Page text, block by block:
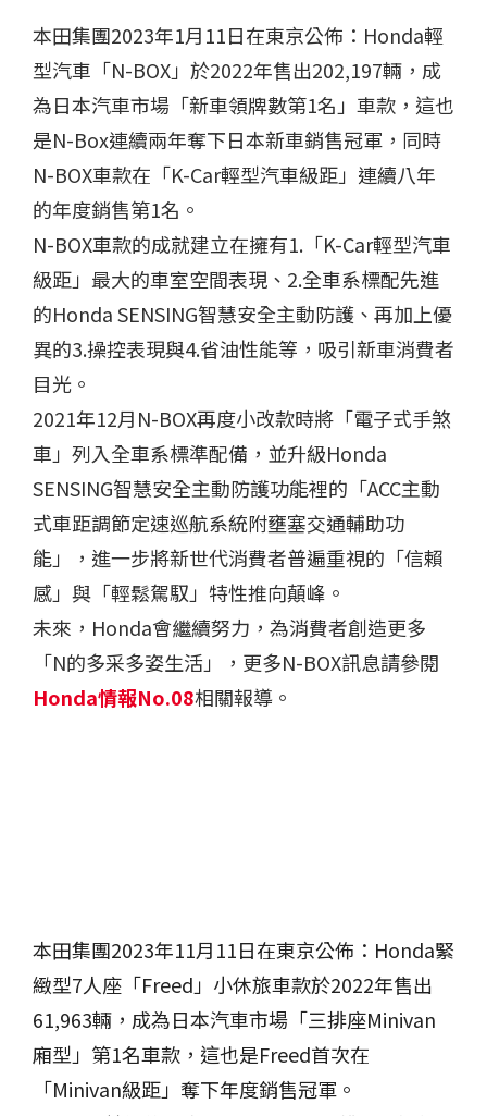
本田集團2023年1月11日在東京公佈：Honda輕
型汽車「N-BOX」於2022年售出202,197輛，成
為日本汽車市場「新車領牌數第1名」車款，這也
是N-Box連續兩年奪下日本新車銷售冠軍，同時
N-BOX車款在「K-Car輕型汽車級距」連續八年
的年度銷售第1名。
N-BOX車款的成就建立在擁有1.「K-Car輕型汽車
級距」最大的車室空間表現、2.全車系標配先進
的Honda SENSING智慧安全主動防護、再加上優
異的3.操控表現與4.省油性能等，吸引新車消費者
目光。
2021年12月N-BOX再度小改款時將「電子式手煞
車」列入全車系標準配備，並升級Honda
SENSING智慧安全主動防護功能裡的「ACC主動
式車距調節定速巡航系統附壅塞交通輔助功
能」，進一步將新世代消費者普遍重視的「信賴
感」與「輕鬆駕馭」特性推向顛峰。
未來，Honda會繼續努力，為消費者創造更多
「N的多采多姿生活」，更多N-BOX訊息請參閱
Honda情報No.08相關報導。
本田集團2023年11月11日在東京公佈：Honda緊
緻型7人座「Freed」小休旅車款於2022年售出
61,963輛，成為日本汽車市場「三排座Minivan
廂型」第1名車款，這也是Freed首次在
「Minivan級距」奪下年度銷售冠軍。